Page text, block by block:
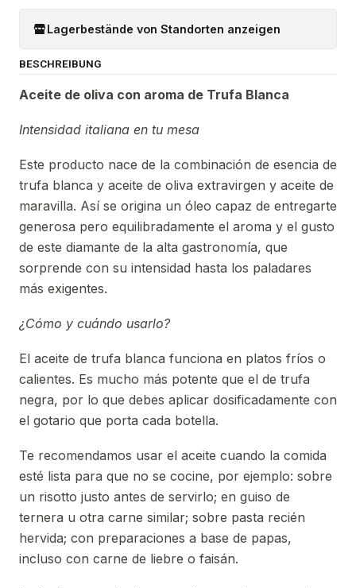
Lagerbestände von Standorten anzeigen
BESCHREIBUNG
Aceite de oliva con aroma de Trufa Blanca
Intensidad italiana en tu mesa
Este producto nace de la combinación de esencia de
trufa blanca y aceite de oliva extravirgen y aceite de
maravilla. Así se origina un óleo capaz de entregarte
generosa pero equilibradamente el aroma y el gusto
de este diamante de la alta gastronomía, que
sorprende con su intensidad hasta los paladares
más exigentes.
¿Cómo y cuándo usarlo?
El aceite de trufa blanca funciona en platos fríos o
calientes. Es mucho más potente que el de trufa
negra, por lo que debes aplicar dosificadamente con
el gotario que porta cada botella.
Te recomendamos usar el aceite cuando la comida
esté lista para que no se cocine, por ejemplo: sobre
un risotto justo antes de servirlo; en guiso de
ternera u otra carne similar; sobre pasta recién
hervida; con preparaciones a base de papas,
incluso con carne de liebre o faisán.